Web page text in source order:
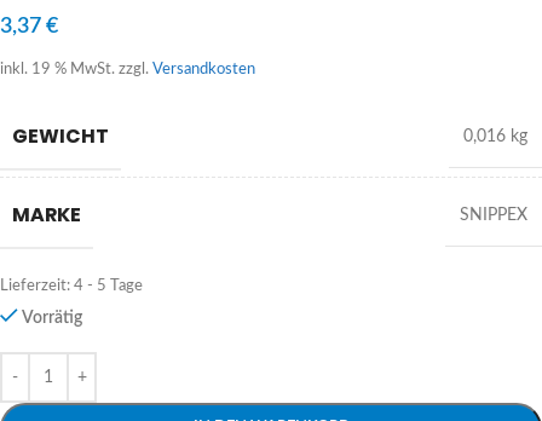
3,37 €
inkl. 19 % MwSt. zzgl. Versandkosten
GEWICHT 0,016 kg
MARKE SNIPPEX
Lieferzeit: 4 - 5 Tage
Vorrätig
Alternative: